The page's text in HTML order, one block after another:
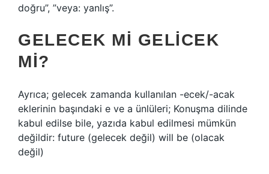
doğru”, ”veya: yanlış”.
GELECEK MI GELICEK
MI?
Ayrıca; gelecek zamanda kullanılan -ecek/-acak
eklerinin başındaki e ve a ünlüleri; Konuşma dilinde
kabul edilse bile, yazıda kabul edilmesi mümkün
değildir: future (gelecek değil) will be (olacak
değil)